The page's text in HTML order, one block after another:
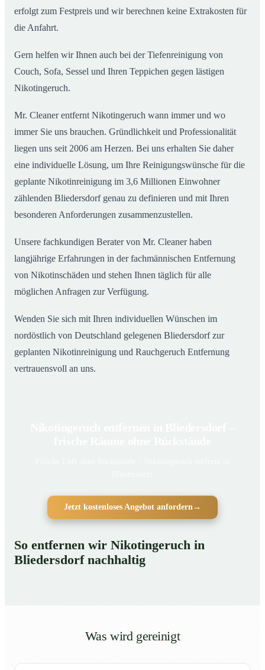
erfolgt zum Festpreis und wir berechnen keine Extrakosten für
die Anfahrt.
Gern helfen wir Ihnen auch bei der Tiefenreinigung von
Couch, Sofa, Sessel und Ihren Teppichen gegen lästigen
Nikotingeruch.
Mr. Cleaner entfernt Nikotingeruch wann immer und wo
immer Sie uns brauchen. Gründlichkeit und Professionalität
liegen uns seit 2006 am Herzen. Bei uns erhalten Sie daher
eine individuelle Lösung, um Ihre Reinigungswünsche für die
geplante Nikotinreinigung im 3,6 Millionen Einwohner
zählenden Bliedersdorf genau zu definieren und mit Ihren
besonderen Anforderungen zusammenzustellen.
Unsere fachkundigen Berater von Mr. Cleaner haben
langjährige Erfahrungen in der fachmännischen Entfernung
von Nikotinschäden und stehen Ihnen täglich für alle
möglichen Anfragen zur Verfügung.
Wenden Sie sich mit Ihren individuellen Wünschen im
nordöstlich von Deutschland gelegenen Bliedersdorf zur
geplanten Nikotinreinigung und Rauchgeruch Entfernung
vertrauensvoll an uns.
Jetzt kostenloses Angebot anfordern →
So entfernen wir Nikotingeruch in
Bliedersdorf nachhaltig
Was wird gereinigt